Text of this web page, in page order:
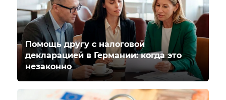
Помощь другу с налоговой
декларацией в Германии: когда это
незаконно